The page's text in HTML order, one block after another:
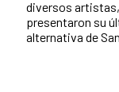
diversos
presentaron su
alternativa de